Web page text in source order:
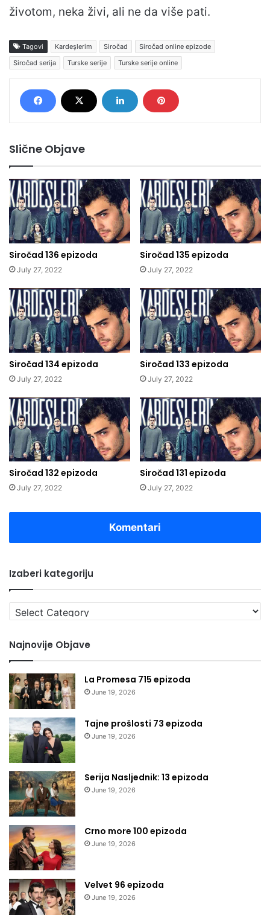
životom, neka živi, ​​ali ne da više pati.
Tagovi Kardeşlerim Siročad
Siročad online epizode
Siročad serija
Turske serije Turske serije online
Slične Objave
Siročad 136 epizoda
July 27, 2022
Siročad 135 epizoda
July 27, 2022
Siročad 134 epizoda
July 27, 2022
Siročad 133 epizoda
July 27, 2022
Siročad 132 epizoda
July 27, 2022
Siročad 131 epizoda
July 27, 2022
Komentari
Izaberi kategoriju
Izaberi
kategoriju
Najnovije Objave
La Promesa 715 epizoda
June 19, 2026
Tajne prošlosti 73 epizoda
June 19, 2026
Serija Nasljednik: 13 epizoda
June 19, 2026
Crno more 100 epizoda
June 19, 2026
Velvet 96 epizoda
June 19, 2026